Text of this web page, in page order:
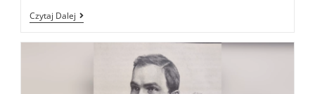
Czytaj Dalej